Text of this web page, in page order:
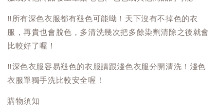
‼️ 所有深色衣服都有褪色可能呦！天下沒有不掉色的衣
服，再貴也會脫色，多清洗幾次把多餘染劑清除之後就會
比較好了喔！
‼️深色衣服容易褪色的衣服請跟淺色衣服分開清洗！淺色
衣服單獨手洗比較安全喔！
購物須知